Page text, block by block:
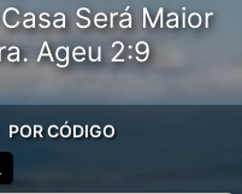
Será Maior
Ageu 2:9
POR CÓDIGO